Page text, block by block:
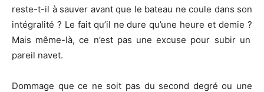
reste-t-il à sauver avant que le bateau ne coule dans son
intégralité ? Le fait qu’il ne dure qu’une heure et demie ?
Mais même-là, ce n’est pas une excuse pour subir un
pareil navet.
Dommage que ce ne soit pas du second degré ou une